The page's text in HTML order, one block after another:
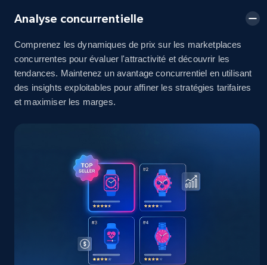
URL, Product id, Title, Seller name, Seller rating,
more.
2.5K+ 359+ Commencer
specified keywords
URL, Product id, Title, Seller name, Seller rating,
Seller reviews, Breadcrumbs, Root category, and
359+ Commencer
Analyse concurrentielle
Comprenez les dynamiques de prix sur les marketplaces
concurrentes pour évaluer l'attractivité et découvrir les
tendances. Maintenez un avantage concurrentiel en utilisant
des insights exploitables pour affiner les stratégies tarifaires
et maximiser les marges.